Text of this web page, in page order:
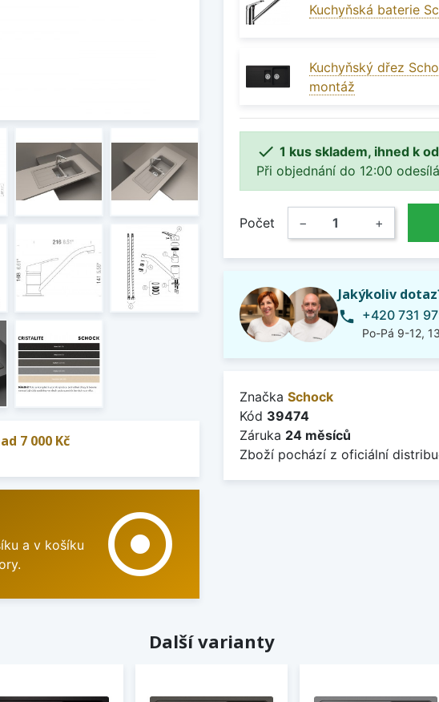
7 000 Kč
a v košíku
adjust
Kuchyňská baterie
Kuchyňský dřez
montáž
 1 kus skladem, ihned k
Při objednání do 12:00
Počet − +
Jakýkoliv
phone +420 731
Po-Pá 9-12,
Značka Schock
Kód 39474
Záruka 24 měsíců
Zboží pochází z oficiální
Další varianty